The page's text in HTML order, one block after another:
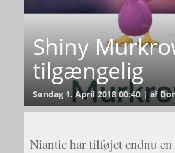
Shiny
tilgængelig
Søndag 1. April 2018 00:40 | af
Niantic har tilføjet endnu